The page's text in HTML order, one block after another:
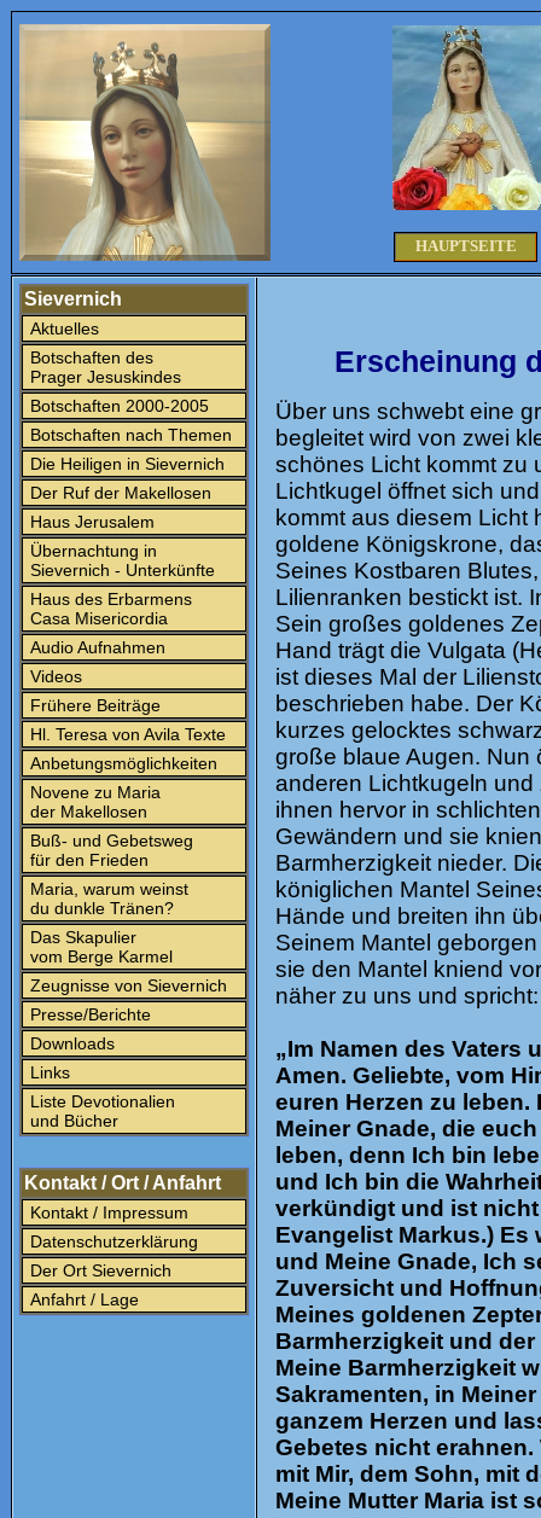
HAUPTSEITE
Sievernich
Aktuelles
Botschaften des
Prager Jesuskindes
Botschaften 2000-2005
Botschaften nach Themen
Die Heiligen in Sievernich
Der Ruf der Makellosen
Haus Jerusalem
Übernachtung in
Sievernich - Unterkünfte
Haus des Erbarmens
Casa Misericordia
Audio Aufnahmen
Videos
Frühere Beiträge
Hl. Teresa von Avila Texte
Anbetungsmöglichkeiten
Novene zu Maria
der Makellosen
Buß- und Gebetsweg
für den Frieden
Maria, warum weinst
du dunkle Tränen?
Das Skapulier
vom Berge Karmel
Zeugnisse von Sievernich
Presse/Berichte
Downloads
Links
Liste Devotionalien
und Bücher
Kontakt / Ort / Anfahrt
Kontakt / Impressum
Datenschutzerklärung
Der Ort Sievernich
Anfahrt / Lage
Erscheinung
Über uns schwebt eine
begleitet wird von zwei
schönes Licht kommt zu
Lichtkugel öffnet sich
kommt aus diesem Licht
goldene Königskrone,
Seines Kostbaren
Lilienranken bestickt ist.
Sein großes goldenes
Hand trägt die Vulgata
ist dieses Mal der
beschrieben habe. Der
kurzes gelocktes
große blaue Augen. Nun
anderen Lichtkugeln
ihnen hervor in
Gewändern und sie
Barmherzigkeit nieder.
königlichen Mantel
Hände und breiten ihn
Seinem Mantel
sie den Mantel kniend
näher zu uns und spricht:
„Im Namen des Vaters
Amen. Geliebte, vom
euren Herzen zu
Meiner Gnade, die
leben, denn Ich bin
und Ich bin die
verkündigt und ist
Evangelist Markus.)
und Meine Gnade, Ich
Zuversicht und
Meines goldenen
Barmherzigkeit und
Meine Barmherzigkeit
Sakramenten, in
ganzem Herzen und
Gebetes nicht
mit Mir, dem Sohn, mit
Meine Mutter Maria ist